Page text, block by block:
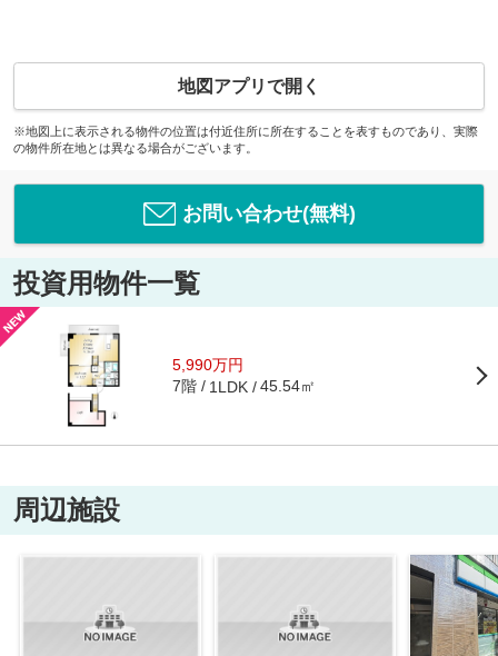
地図アプリで開く
※地図上に表示される物件の位置は付近住所に所在することを表すものであり、実際
の物件所在地とは異なる場合がございます。
お問い合わせ(無料)
投資用物件一覧
5,990万円
7階 1LDK 45.54㎡
周辺施設